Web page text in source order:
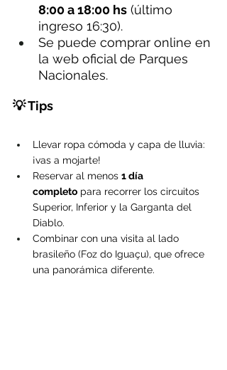
8:00 a 18:00 hs (último
ingreso 16:30).
Se puede comprar online en
la web oficial de Parques
Nacionales.
💡 Tips
Llevar ropa cómoda y capa de lluvia:
¡vas a mojarte!
Reservar al menos 1 día
completo para recorrer los circuitos
Superior, Inferior y la Garganta del
Diablo.
Combinar con una visita al lado
brasileño (Foz do Iguaçu), que ofrece
una panorámica diferente.